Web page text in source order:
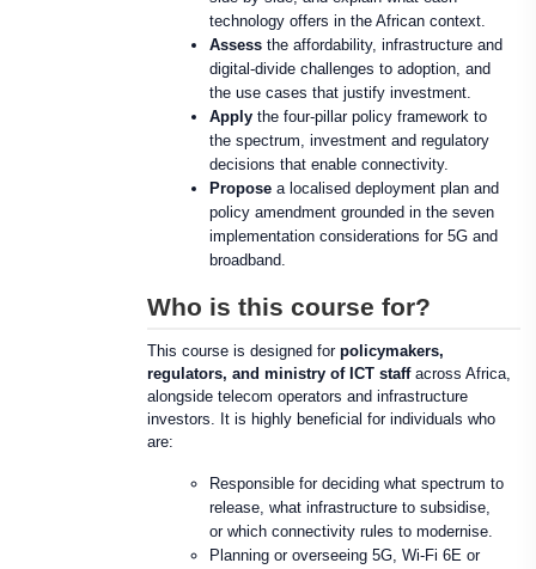
technology offers in the African context.
Assess the affordability, infrastructure and
digital-divide challenges to adoption, and
the use cases that justify investment.
Apply the four-pillar policy framework to
the spectrum, investment and regulatory
decisions that enable connectivity.
Propose a localised deployment plan and
policy amendment grounded in the seven
implementation considerations for 5G and
broadband.
Who is this course for?
This course is designed for policymakers,
regulators, and ministry of ICT staffacross Africa,
alongside telecom operators and infrastructure
investors. It is highly beneficial for individuals who
are:
Responsible for deciding what spectrum to
release, what infrastructure to subsidise,
or which connectivity rules to modernise.
Planning or overseeing 5G, Wi-Fi 6E or